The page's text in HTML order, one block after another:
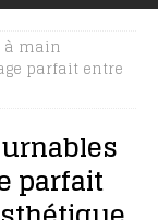
à main
parfait entre
parfait